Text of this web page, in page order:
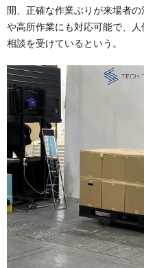
開、正確な作業ぶりが来場者
や高所作業にも対応可能で、
相談を受けているという。